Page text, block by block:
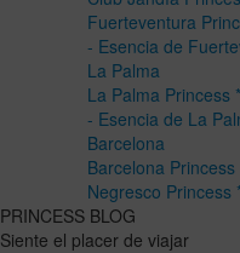
Fuerteventura
- Esencia de
La Palma
La Palma Princess
- Esencia de La
Barcelona
Barcelona Princess
Negresco Princess
PRINCESS BLOG
Siente el placer de viajar